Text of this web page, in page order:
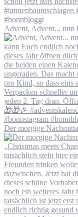
Advent, Advent... nun
Der morgige